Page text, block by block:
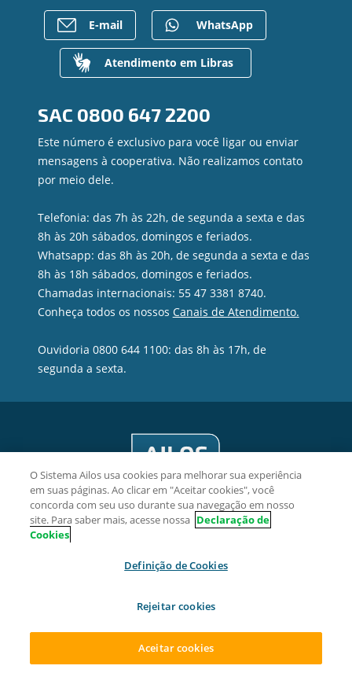
Bens à venda
Mapa do site
Gerenciar Cookies
Previdência
Para empresas
Caixa Eletrônico
Regularização de dívidas
Valores a Receber
Contato
Ouvidoria
E-mail WhatsApp
Atendimento em Libras
SAC 0800 647 2200
Este número é exclusivo para você ligar ou enviar
mensagens à cooperativa. Não realizamos contato
por meio dele.
Telefonia: das 7h às 22h, de segunda a sexta e das
8h às 20h sábados, domingos e feriados.
Whatsapp: das 8h às 20h, de segunda a sexta e das
8h às 18h sábados, domingos e feriados.
Chamadas internacionais: 55 47 3381 8740.
Conheça todos os nossos Canais de Atendimento.
Ouvidoria 0800 644 1100: das 8h às 17h, de
segunda a sexta.
Viacredi Cooperativa de Crédito - CNPJ 82.639.451/0001-38
2026 Sistema Ailos. Todos os direitos reservados.
O Sistema Ailos usa cookies para melhorar sua experiência
em suas páginas. Ao clicar em "Aceitar cookies", você
concorda com seu uso durante sua navegação em nosso
site. Para saber mais, acesse nossa Declaração de
Cookies
Definição de Cookies
Rejeitar cookies
Aceitar cookies